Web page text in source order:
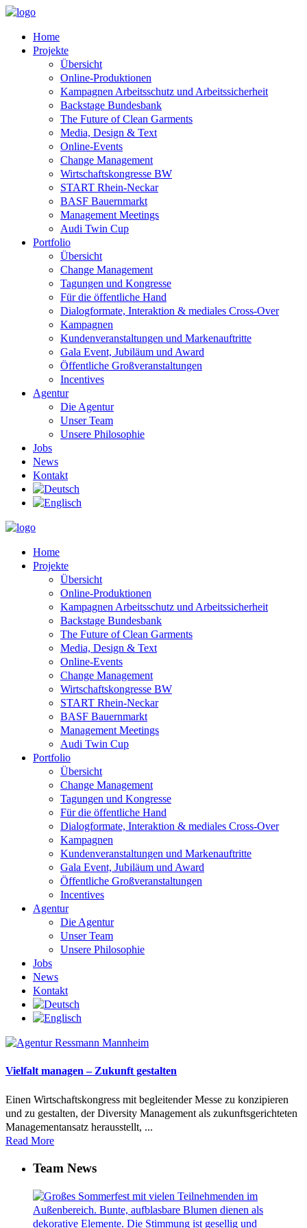
Home
Projekte
Übersicht
Online-Produktionen
Kampagnen Arbeitsschutz und Arbeitssicherheit
Backstage Bundesbank
The Future of Clean Garments
Media, Design & Text
Online-Events
Change Management
Wirtschaftskongresse BW
START Rhein-Neckar
BASF Bauernmarkt
Management Meetings
Audi Twin Cup
Portfolio
Übersicht
Change Management
Tagungen und Kongresse
Für die öffentliche Hand
Dialogformate, Interaktion & mediales Cross-Over
Kampagnen
Kundenveranstaltungen und Markenauftritte
Gala Event, Jubiläum und Award
Öffentliche Großveranstaltungen
Incentives
Agentur
Die Agentur
Unser Team
Unsere Philosophie
Jobs
News
Kontakt
Home
Projekte
Übersicht
Online-Produktionen
Kampagnen Arbeitsschutz und Arbeitssicherheit
Backstage Bundesbank
The Future of Clean Garments
Media, Design & Text
Online-Events
Change Management
Wirtschaftskongresse BW
START Rhein-Neckar
BASF Bauernmarkt
Management Meetings
Audi Twin Cup
Portfolio
Übersicht
Change Management
Tagungen und Kongresse
Für die öffentliche Hand
Dialogformate, Interaktion & mediales Cross-Over
Kampagnen
Kundenveranstaltungen und Markenauftritte
Gala Event, Jubiläum und Award
Öffentliche Großveranstaltungen
Incentives
Agentur
Die Agentur
Unser Team
Unsere Philosophie
Jobs
News
Kontakt
Vielfalt managen – Zukunft gestalten
Einen Wirtschaftskongress mit begleitender Messe zu konzipieren
und zu gestalten, der Diversity Management als zukunftsgerichteten
Managementansatz herausstellt, ...
Read More
Team News